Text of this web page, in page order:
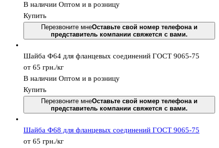
В наличии Оптом и в розницу
Купить
Перезвоните мнеОставьте свой номер телефона и
представитель компании свяжется с вами.
Шайба Ф64 для фланцевых соединений ГОСТ 9065-75
от 65 грн./кг
В наличии Оптом и в розницу
Купить
Перезвоните мнеОставьте свой номер телефона и
представитель компании свяжется с вами.
Шайба Ф68 для фланцевых соединений ГОСТ 9065-75
от 65 грн./кг